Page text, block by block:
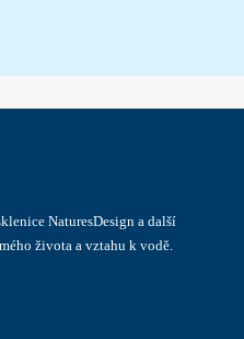
NaturesDesign a další
života a vztahu k vodě.